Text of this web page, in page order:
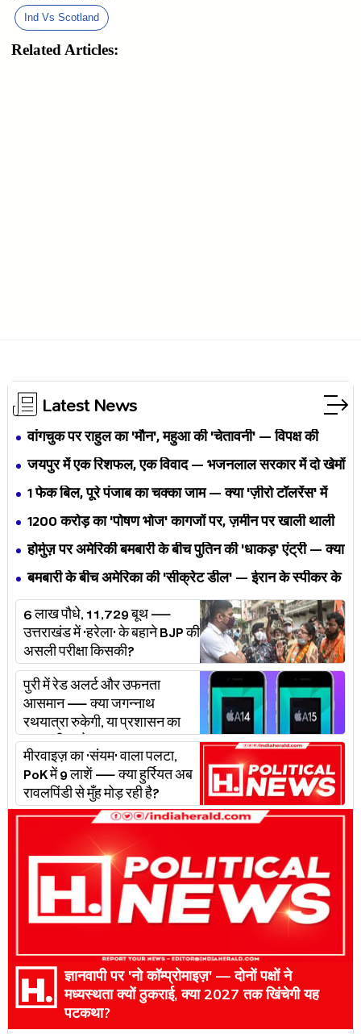
Ind Vs Scotland
Related Articles:
Latest News
वांगचुक पर राहुल का 'मौन', महुआ की 'चेतावनी' — विपक्ष की
एकता BJP का नैरेटिव बदलने से पहले बिखर रही है?
जयपुर में एक रिशफल, एक विवाद — भजनलाल सरकार में दो खेमों
की जंग अब छुपेगी कैसे?
1 फेक बिल, पूरे पंजाब का चक्का जाम — क्या 'ज़ीरो टॉलरेंस' में
अपनी ही यूनियनों से घिर गए भगवंत मान?
₹1200 करोड़ का 'पोषण भोज' कागजों पर, ज़मीन पर खाली थाली
— MP के बच्चों का निवाला कौन निगल रहा है?
होर्मुज़ पर अमेरिकी बमबारी के बीच पुतिन की 'धाकड़' एंट्री — क्या
ट्रंप-ईरान की जंग अब महायुद्ध बनेगी?
बमबारी के बीच अमेरिका की 'सीक्रेट डील' — ईरान के स्पीकर के
खुलासे ने असली खेल बेनक़ाब किया?
6 लाख पौधे, 11,729 बूथ —
उत्तराखंड में 'हरेला' के बहाने BJP की
असली परीक्षा किसकी?
पुरी में रेड अलर्ट और उफनता
आसमान — क्या जगन्नाथ
रथयात्रा रुकेगी, या प्रशासन का
'प्लान बी' चलेगा?
मीरवाइज़ का 'संयम' वाला पलटा,
PoK में 9 लाशें — क्या हुर्रियत अब
रावलपिंडी से मुँह मोड़ रही है?
ज्ञानवापी पर 'नो कॉम्प्रोमाइज़' — दोनों पक्षों ने
मध्यस्थता क्यों ठुकराई, क्या 2027 तक खिंचेगी यह
पटकथा?